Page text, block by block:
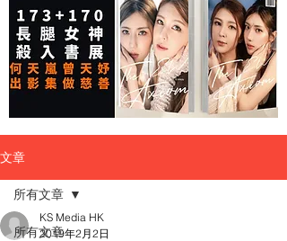
文章
所有文章
所有文章
KS Media HK
2019年2月2日